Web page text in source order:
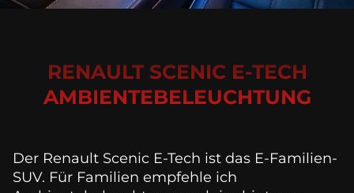
RENAULT SCENIC E-TECH
AMBIENTEBELEUCHTUNG
Der Renault Scenic E-Tech ist das E-Familien-
SUV. Für Familien empfehle ich